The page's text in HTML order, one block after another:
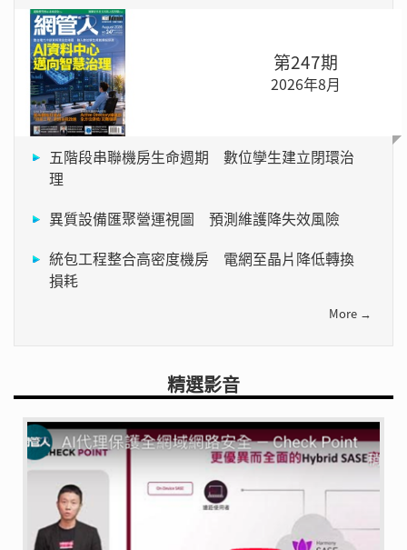
第247期
2026年8月
五階段串聯機房生命週期 數位孿生建立閉環治
理
異質設備匯聚營運視圖 預測維護降失效風險
統包工程整合高密度機房 電網至晶片降低轉換
損耗
More →
精選影音